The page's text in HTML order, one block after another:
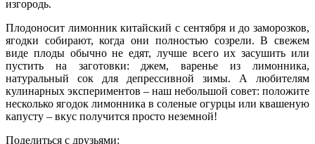
изгородь.
Плодоносит лимонник китайский с сентября и до заморозков,
ягодки собирают, когда они полностью созрели. В свежем
виде плоды обычно не едят, лучше всего их засушить или
пустить на заготовки: джем, варенье из лимонника,
натуральный сок для депрессивной зимы. А любителям
кулинарных экспериментов – наш небольшой совет: положите
несколько ягодок лимонника в соленые огурцы или квашеную
капусту – вкус получится просто неземной!
Поделиться с друзьями: